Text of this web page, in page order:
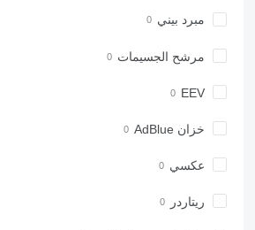
مبرد بيني
مرشح الجسيمات
EEV
خزان AdBlue
عكسي
ريتاردر